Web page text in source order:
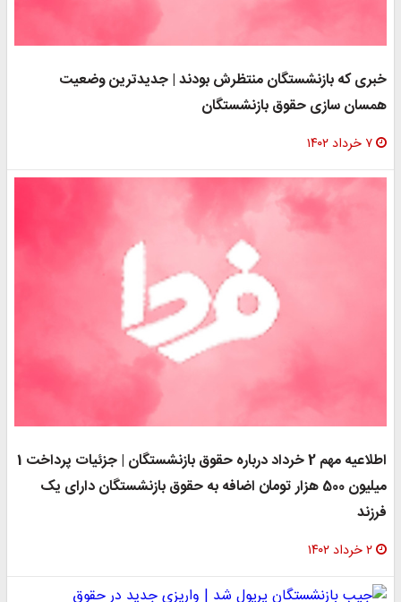
خبری که بازنشستگان منتظرش بودند | جدیدترین وضعیت
همسان سازی حقوق بازنشستگان
۷ خرداد ۱۴۰۲
اطلاعیه مهم 2 خرداد درباره حقوق بازنشستگان | جزئیات پرداخت 1
میلیون 500 هزار تومان اضافه به حقوق بازنشستگان دارای یک
فرزند
۲ خرداد ۱۴۰۲